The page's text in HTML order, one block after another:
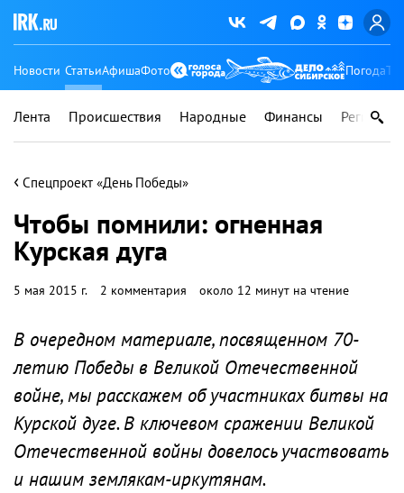
Новости СтатьиАфишаФото Погода
Лента Происшествия Народные Финансы Регионы
‹ Спецпроект «День Победы»
Чтобы помнили: огненная
Курская дуга
5 мая 2015 г. 2 комментария около 12 минут на чтение
В очередном материале, посвященном 70-
летию Победы в Великой Отечественной
войне, мы расскажем об участниках битвы на
Курской дуге. В ключевом сражении Великой
Отечественной войны довелось участвовать
и нашим землякам-иркутянам.